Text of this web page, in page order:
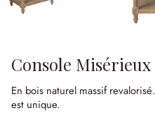
Console Misérieux
En bois naturel massif revalorisé.
est unique.